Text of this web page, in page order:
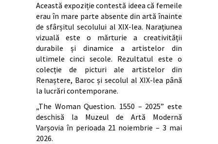
Această expoziție contestă ideea că femeile
erau în mare parte absente din artă înainte
de sfârșitul secolului al XIX-lea. Narațiunea
vizuală este o mărturie a creativității
durabile și dinamice a artistelor din
ultimele cinci secole. Rezultatul este o
colecție de picturi ale artistelor din
Renaștere, Baroc și secolul al XIX-lea până
la lucrări contemporane.
„The Woman Question. 1550 – 2025” este
deschisă la Muzeul de Artă Modernă
Varșovia în perioada 21 noiembrie – 3 mai
2026.